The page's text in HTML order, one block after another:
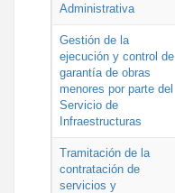
Administrativa
Gestión de la
ejecución y control de
garantía de obras
menores por parte del
Servicio de
Infraestructuras
Tramitación de la
contratación de
servicios y